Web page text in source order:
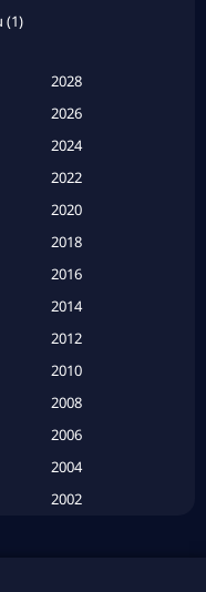
(1)
เรื่องจริง(2)
ริง (20)
ริง (16)
2028
2026
2024
2022
2020
2018
2016
2014
2012
2010
2008
2006
2004
2002